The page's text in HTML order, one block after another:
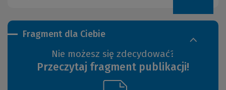
Fragment dla Ciebie
Nie możesz się zdecydować?
Przeczytaj fragment publikacji!